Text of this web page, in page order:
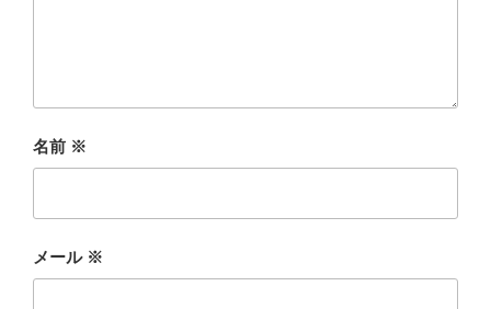
名前 ※
メール ※